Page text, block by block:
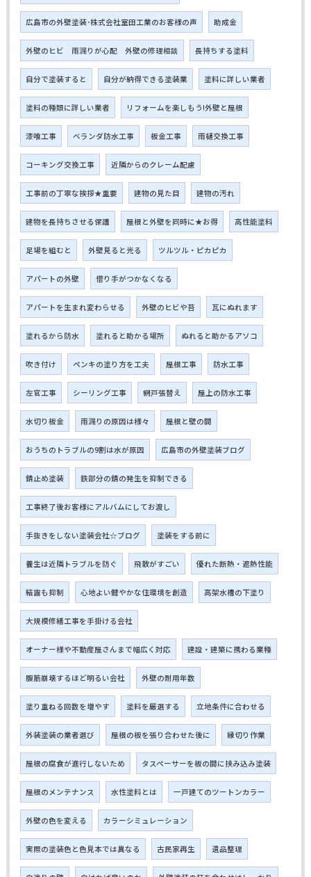
広島市の外壁塗装･株式会社室田工業のお客様の声 助成金
外壁のヒビ 雨漏りが心配 外壁の修理相談 長持ちする塗料
自分で塗装すると 自分が納得できる塗装業 塗料に詳しい業者
塗料の種類に詳しい業者 リフォームを楽しもう!外壁と屋根
漆喰工事 ベランダ防水工事 板金工事 雨樋交換工事
コーキング交換工事 近隣からのクレーム配慮
工事前の丁寧な挨拶★重要 建物の見た目 建物の汚れ
建物を長持ちさせる保護 屋根と外壁を同時に★お得 高性能塗料
足場を組むと 外壁見ると光る ツルツル・ピカピカ
アパートの外壁 借り手がつかなくなる
アパートを生まれ変わらせる 外壁のヒビや苔 瓦にぬれます
塗れるから防水 塗れると助かる場所 ぬれると助かるアソコ
吹き付け ペンキの塗り方を工夫 屋根工事 防水工事
左官工事 シーリング工事 網戸張替え 屋上の防水工事
水切り板金 雨漏りの原因は様々 屋根と壁の間
おうちのトラブルの9割は水が原因 広島市の外壁塗装ブログ
錆止め塗装 鉄部分の錆の発生を抑制できる
工事終了後お客様にアルバムにしてお渡し
手抜きをしない塗装会社☆ブログ 塗装をする前に
養生は近隣トラブルを防ぐ 飛散がすごい 優れた断熱・遮熱性能
結露も抑制 心地よい健やかな住環境を創造 高架水槽の下塗り
大規模修繕工事を手掛ける会社
オーナー様や不動産屋さんまで幅広く対応 建設・建築に携わる業種
腹筋崩壊するほど明るい会社 外壁の耐用年数
塗り重ねる回数を増やす 塗料を厳選する 立地条件に合わせる
外装塗装の業者選び 屋根の板を張り合わせた後に 縁切り作業
屋根の腐食が進行しないため タスペーサーを板の間に挟み込み塗装
屋根のメンテナンス 水性塗料とは 一戸建てのツートンカラー
外壁の色を変える カラーシミュレーション
実際の塗装色と色見本では異なる 古民家再生 遺品整理